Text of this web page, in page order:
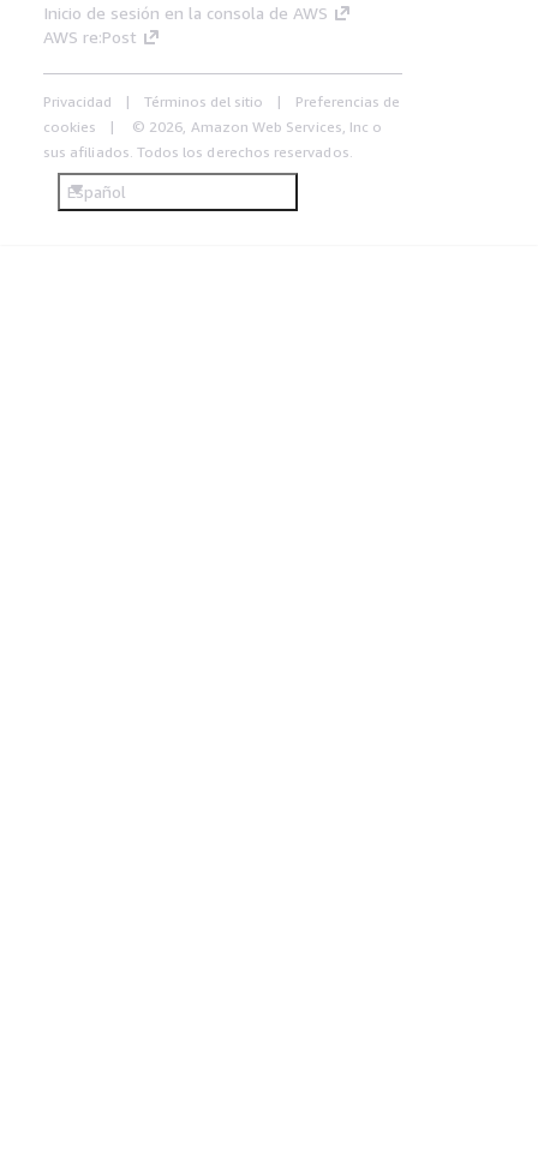
Inicio de sesión en la consola de AWS
AWS re:Post
Privacidad Términos del sitio
Preferencias de
cookies
© 2026, Amazon Web Services, Inc o
sus afiliados. Todos los derechos reservados.
Español